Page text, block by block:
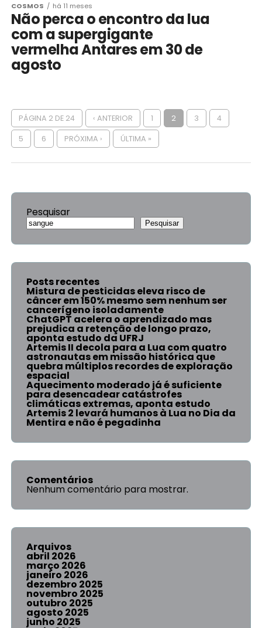
COSMOS há 11 meses
Não perca o encontro da lua
com a supergigante
vermelha Antares em 30 de
agosto
PÁGINA 2 DE 24 ‹ ANTERIOR 1 2 3 4
5 6 PRÓXIMA › ÚLTIMA »
Pesquisar
Pesquisar
Posts recentes
Mistura de pesticidas eleva risco de
câncer em 150% mesmo sem nenhum ser
cancerígeno isoladamente
ChatGPT acelera o aprendizado mas
prejudica a retenção de longo prazo,
aponta estudo da UFRJ
Artemis II decola para a Lua com quatro
astronautas em missão histórica que
quebra múltiplos recordes de exploração
espacial
Aquecimento moderado já é suficiente
para desencadear catástrofes
climáticas extremas, aponta estudo
Artemis 2 levará humanos à Lua no Dia da
Mentira e não é pegadinha
Comentários
Nenhum comentário para mostrar.
Arquivos
abril 2026
março 2026
janeiro 2026
dezembro 2025
novembro 2025
outubro 2025
agosto 2025
junho 2025